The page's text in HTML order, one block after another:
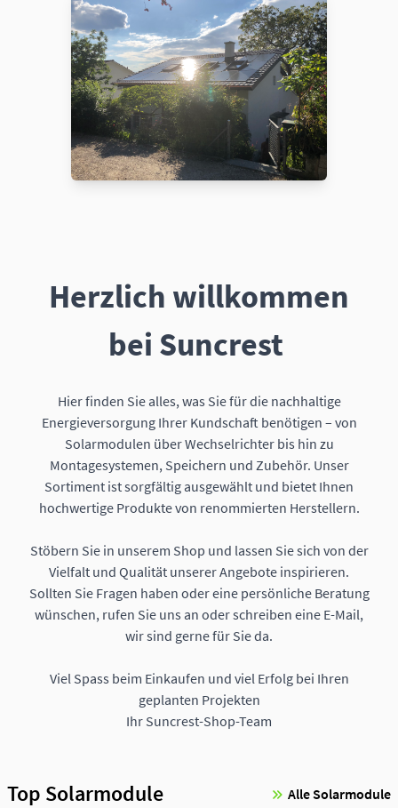
Herzlich willkommen
bei Suncrest
Hier finden Sie alles, was Sie für die nachhaltige
Energieversorgung Ihrer Kundschaft benötigen – von
Solarmodulen über Wechselrichter bis hin zu
Montagesystemen, Speichern und Zubehör. Unser
Sortiment ist sorgfältig ausgewählt und bietet Ihnen
hochwertige Produkte von renommierten Herstellern.
Stöbern Sie in unserem Shop und lassen Sie sich von der
Vielfalt und Qualität unserer Angebote inspirieren.
Sollten Sie Fragen haben oder eine persönliche Beratung
wünschen, rufen Sie uns an oder schreiben eine E-Mail,
wir sind gerne für Sie da.
Viel Spass beim Einkaufen und viel Erfolg bei Ihren
geplanten Projekten
Ihr Suncrest-Shop-Team
Top Solarmodule Alle Solarmodule